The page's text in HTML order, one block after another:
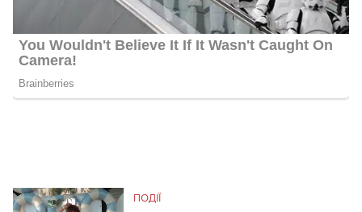
ПОДІЇ